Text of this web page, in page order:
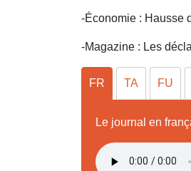
-Économie : Hausse
-Magazine : Les
FR TA FU
Le journal en